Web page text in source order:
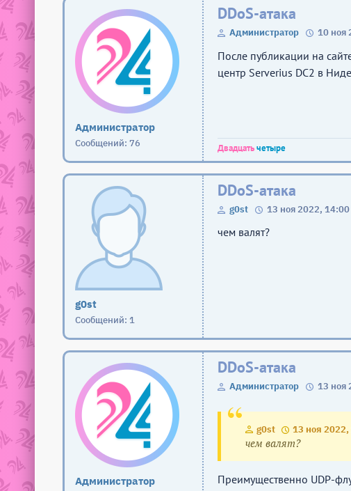
Администратор
Сообщений: 76
DDoS-атака
Администратор 10 ноя
После публикации на
центр Serverius DC2 в
Двадцатьчетыре
g0st
Сообщений: 1
DDoS-атака
g0st 13 ноя 2022, 14:00
чем валят?
Администратор
DDoS-атака
Администратор 13 ноя
g0st 13 ноя
чем валят?
Преимущественно UDP-